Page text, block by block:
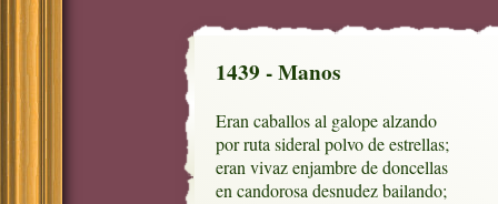
1439 - Manos
Eran caballos al galope alzando
por ruta sideral polvo de estrellas;
eran vivaz enjambre de doncellas
en candorosa desnudez bailando;